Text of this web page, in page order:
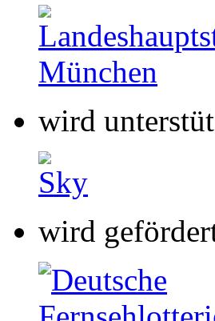
wird gefördert
wir danken